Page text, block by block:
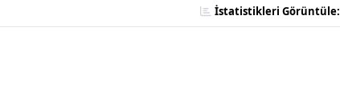
İstatistikleri Görüntüle: